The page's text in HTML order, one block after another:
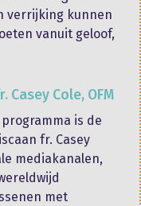
verrijking kunnen
vanuit geloof,
Cole, OFM
is de
fr. Casey
mediakanalen,
met